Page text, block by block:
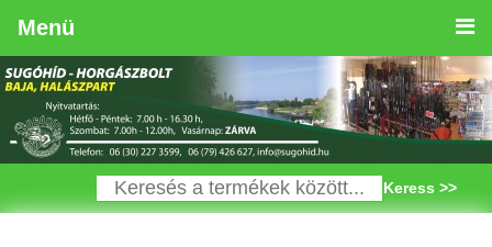
Menü
Keress >>